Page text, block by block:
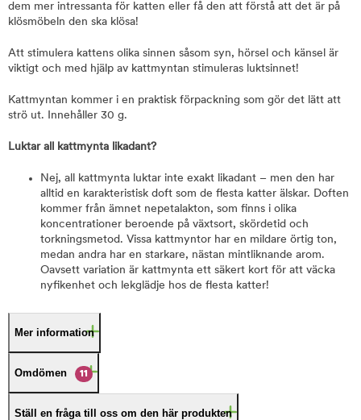
dem mer intressanta för katten eller få den att förstå att det är på
klösmöbeln den ska klösa!
Att stimulera kattens olika sinnen såsom syn, hörsel och känsel är
viktigt och med hjälp av kattmyntan stimuleras luktsinnet!
Kattmyntan kommer i en praktisk förpackning som gör det lätt att
strö ut. Innehåller 30 g.
Luktar all kattmynta likadant?
Nej, all kattmynta luktar inte exakt likadant – men den har
alltid en karakteristisk doft som de flesta katter älskar. Doften
kommer från ämnet nepetalakton, som finns i olika
koncentrationer beroende på växtsort, skördetid och
torkningsmetod. Vissa kattmyntor har en mildare örtig ton,
medan andra har en starkare, nästan mintliknande arom.
Oavsett variation är kattmynta ett säkert kort för att väcka
nyfikenhet och lekglädje hos de flesta katter!
Mer information
Omdömen 11
Ställ en fråga till oss om den här produkten